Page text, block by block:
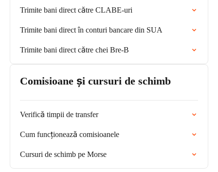
Trimite bani direct către CLABE-uri
Trimite bani direct în conturi bancare din SUA
Trimite bani direct către chei Bre-B
Comisioane și cursuri de schimb
Verifică timpii de transfer
Cum funcționează comisioanele
Cursuri de schimb pe Morse